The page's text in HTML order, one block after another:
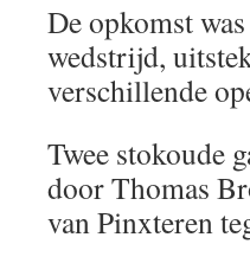
De opkomst
wedstrijd,
verschillende
Twee stokoude
door Thomas
van Pinxteren